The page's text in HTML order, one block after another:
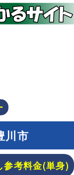
川市
参考料金(単身)